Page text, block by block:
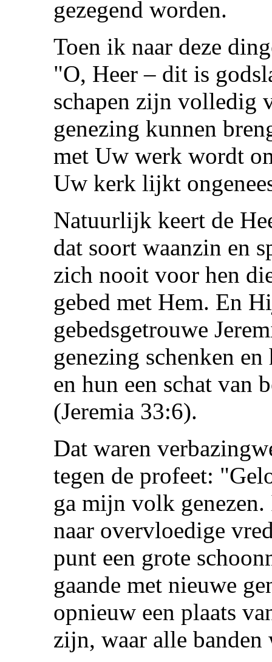
gezegend worden.
Toen ik naar deze
"O, Heer – dit is
schapen zijn volledig
genezing kunnen
met Uw werk wordt
Uw kerk lijkt
Natuurlijk keert de
dat soort waanzin en
zich nooit voor hen
gebed met Hem. En
gebedsgetrouwe
genezing schenken
en hun een schat van
(Jeremia 33:6).
Dat waren
tegen de profeet:
ga mijn volk
naar overvloedige
punt een grote
gaande met nieuwe
opnieuw een plaats
zijn, waar alle